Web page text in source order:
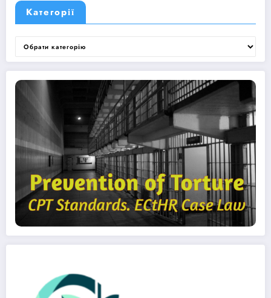
Категорії
Категорії